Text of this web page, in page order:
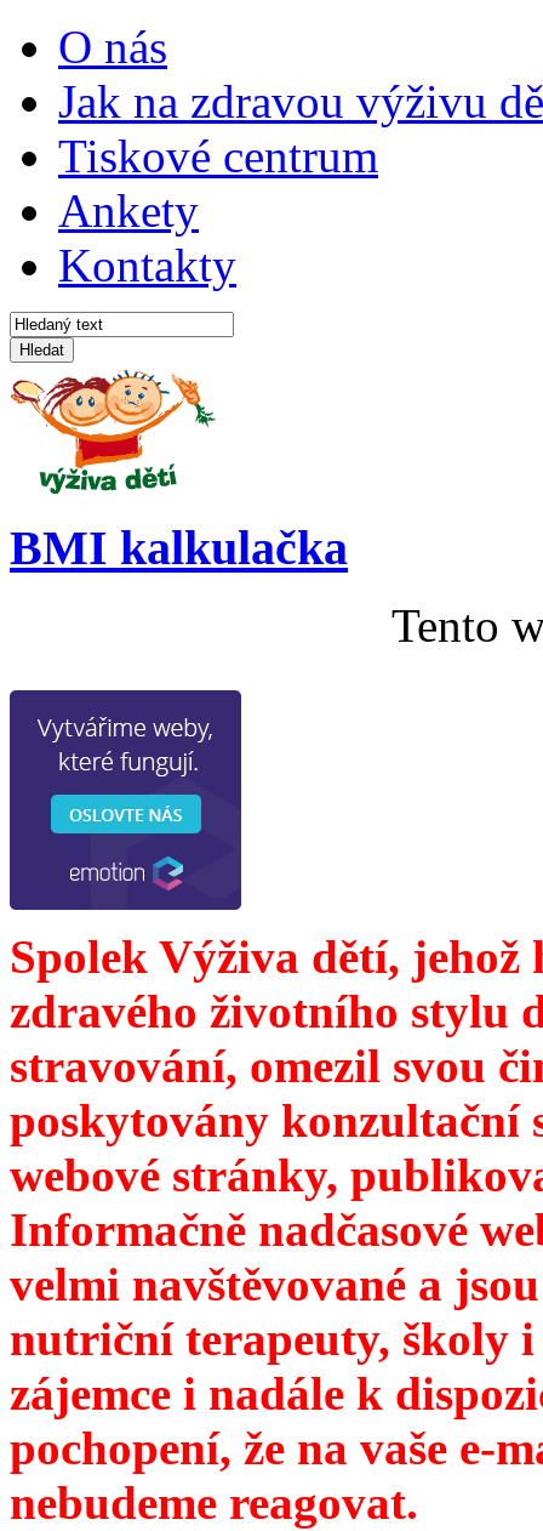
O nás
Jak na zdravou výživu
Tiskové centrum
Ankety
Kontakty
Hledat
BMI kalkulačka
Tento
Spolek Výživa dětí,
zdravého životního stylu
stravování, omezil svou
poskytovány konzultační
webové stránky,
Informačně nadčasové
velmi navštěvované a
nutriční terapeuty, školy
zájemce i nadále k
pochopení, že na vaše e-
nebudeme reagovat.